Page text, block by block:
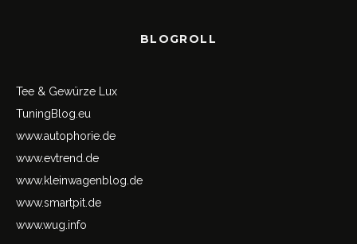
BLOGROLL
Tee & Gewürze Lux
TuningBlog.eu
www.autophorie.de
www.evtrend.de
www.kleinwagenblog.de
www.smartpit.de
www.wug.info